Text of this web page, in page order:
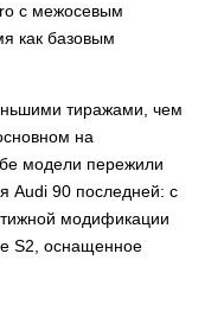
с межосевым
как базовым
тиражами, чем
на
модели пережили
Audi 90 последней: с
модификации
S2, оснащенное